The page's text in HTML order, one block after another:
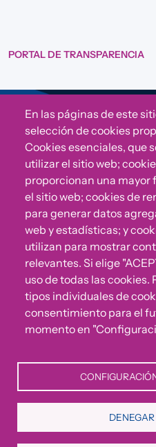
PORTAL DE TRANSPARENCIA
Sigue a Comunidad CONVIVE
¿Algo no va bien?
Puedes reportar
otras irregularidades que
Canal de
En las páginas de este
selección de cookies
Cookies esenciales, que
utilizar el sitio web;
proporcionan una mayor
el sitio web; cookies de
para generar datos
web y estadísticas; y
utilizan para mostrar
relevantes. Si elige
uso de todas las
tipos individuales de
consentimiento para el
momento en